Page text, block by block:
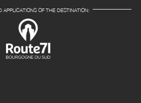
APPLICATIONS OF THE DESTINATION: